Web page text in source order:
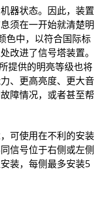
器状态。因此，装置
须在一开始就清楚明
色中，以符合国际标
改进了信号塔装置。
提供的明亮等级也将
、更高亮度、更大音
障情况，或者甚至帮
可使用在不利的安装
信号位于右侧或左侧
装，每侧最多安装5